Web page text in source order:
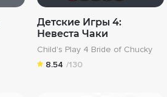
Детские Игры 4:
Невеста Чаки
Child's Play 4 Bride of Chucky
8.54 /130